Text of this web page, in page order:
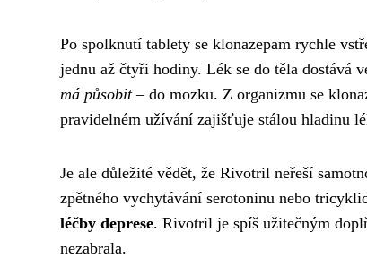
Po spolknutí tablety se klonazepam rychle
jednu až čtyři hodiny. Lék se do těla dostává
má působit– do mozku. Z organizmu se
pravidelném užívání zajišťuje stálou hladinu
Je ale důležité vědět, že Rivotril neřeší
zpětného vychytávání serotoninu nebo
léčby deprese. Rivotril je spíš užitečným
nezabrala.